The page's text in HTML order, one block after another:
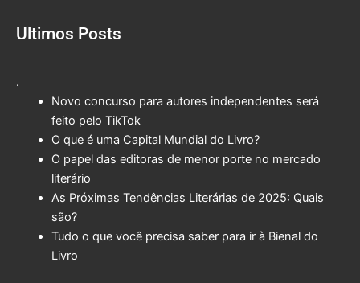
Ultimos Posts
.
Novo concurso para autores independentes será
feito pelo TikTok
O que é uma Capital Mundial do Livro?
O papel das editoras de menor porte no mercado
literário
As Próximas Tendências Literárias de 2025: Quais
são?
Tudo o que você precisa saber para ir à Bienal do
Livro